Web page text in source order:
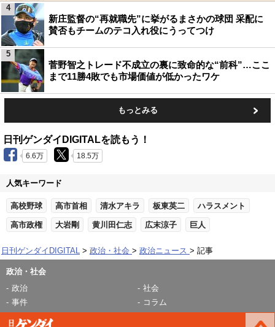
新庄監督の“再就職先”に挙がるまさかの球団 采配に
賛否もチームのテコ入れ役にうってつけ
4
菅野智之トレード不成立の裏に致命的な“前科”…ここ
まで11勝4敗でも市場価値が低かったワケ
5
もっとみる
日刊ゲンダイDIGITALを読もう！
6.6万 18.5万
人気キーワード
高校野球 高市首相 清水アキラ 板東英二 ハラスメント
高市政権 大岩剛 黄川田仁志 広末涼子 巨人
日刊ゲンダイDIGITAL 政治・社会 政治ニュース 記事
政治・社会
政治
社会
事件
コラム